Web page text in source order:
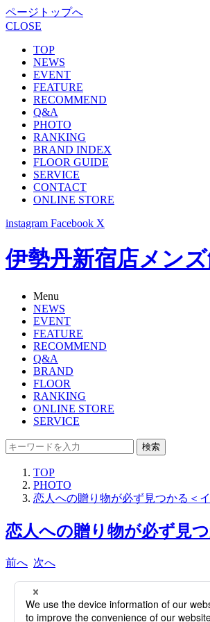
ページトップへ
CLOSE
TOP
NEWS
EVENT
FEATURE
RECOMMEND
Q&A
PHOTO
RANKING
BRAND INDEX
FLOOR GUIDE
SERVICE
CONTACT
ONLINE STORE
instagram Facebook X
伊勢丹新宿店メン
Menu
NEWS
EVENT
FEATURE
RECOMMEND
Q&A
BRAND
FLOOR
RANKING
ONLINE STORE
SERVICE
検索
TOP
PHOTO
恋人への贈り物が必ず見つかる＜
恋人への贈り物が必ず見
前へ 次へ